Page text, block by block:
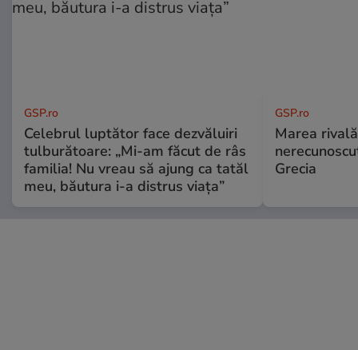
GSP.ro
Celebrul luptător face dezvăluiri
tulburătoare: „Mi-am făcut de râs
familia! Nu vreau să ajung ca tatăl
meu, băutura i-a distrus viața”
GSP.ro
Marea
Grecia